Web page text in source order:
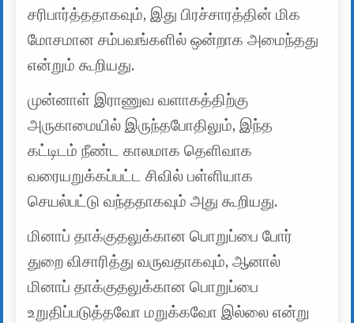
சரிபார்த்ததாகவும், இது பிரச்சாரத்தின் மிக
மோசமான சம்பவங்களில் ஒன்றாக அமைந்தது
என்றும் கூறியது.
முன்னாள் இராணுவ வளாகத்திற்கு
அருகாமையில் இருந்தபோதிலும், இந்த
கட்டிடம் நீண்ட காலமாக தெளிவாக
வரையறுக்கப்பட்ட சிவில் பள்ளியாக
செயல்பட்டு வந்ததாகவும் அது கூறியது.
மினாப் தாக்குதலுக்கான பொறுப்பை போர்
துறை விசாரித்து வருவதாகவும், ஆனால்
மினாப் தாக்குதலுக்கான பொறுப்பை
உறுதிப்படுத்தவோ மறுக்கவோ இல்லை என்று